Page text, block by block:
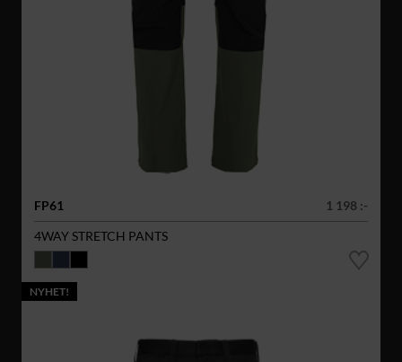
FP61
1 198 :-
4WAY STRETCH PANTS
NYHET!